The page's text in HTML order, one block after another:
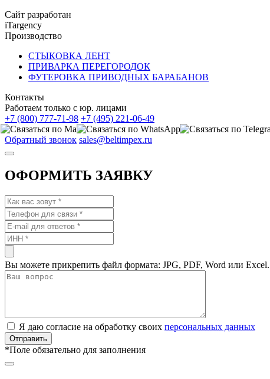
Сайт разработан
iTargency
Производство
СТЫКОВКА ЛЕНТ
ПРИВАРКА ПЕРЕГОРОДОК
ФУТЕРОВКА ПРИВОДНЫХ БАРАБАНОВ
Контакты
Работаем только с юр. лицами
+7 (800) 777-71-98 +7 (495) 221-06-49
Обратный звонок sales@beltimpex.ru
ОФОРМИТЬ ЗАЯВКУ
Вы можете прикрепить файл формата: JPG, PDF, Word или
Я даю согласие на обработку своих персональных данных
*Поле обязательно для заполнения